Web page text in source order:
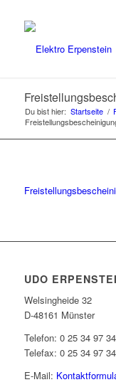
Du bist hier: Startseite /
UDO
Welsingheide 32
D-48161 Münster
Telefon: 0 25 34 97
Telefax: 0 25 34 97
E-Mail: